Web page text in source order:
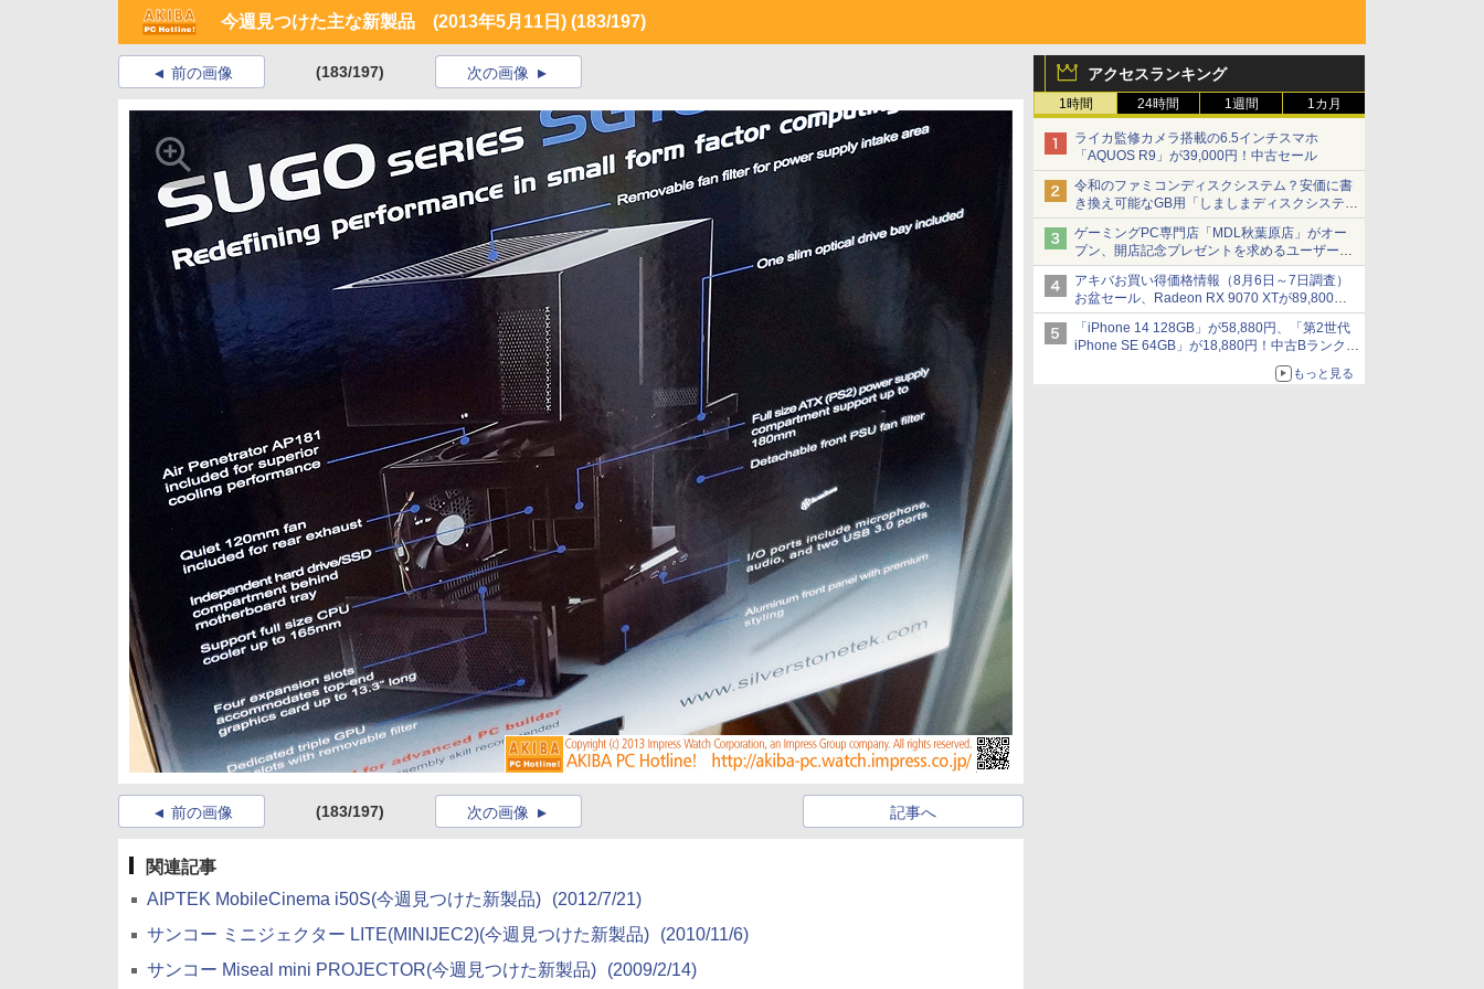
今週見つけた主な新製品 (2013年5月11日) (183/197)
アクセスランキング
1時間 24時間 1週間 1カ月
ライカ監修カメラ搭載の6.5インチスマホ
「AQUOS R9」が39,000円！中古セール
令和のファミコンディスクシステム？安価に書
き換え可能なGB用「しましまディスクシステ
ム」
ゲーミングPC専門店「MDL秋葉原店」がオー
プン、開店記念プレゼントを求めるユーザーが
押し寄せ長蛇の列に
アキバお買い得価格情報（8月6日～7日調査）
お盆セール、Radeon RX 9070 XTが89,800
円、水平周波数24.8kHz対応の17型モニターが
9,801円、暑さ指数連動セール ほか
「iPhone 14 128GB」が58,880円、「第2世代
iPhone SE 64GB」が18,880円！中古Bランク品
もっと見る
前の画像 (183/197) 次の画像
前の画像 (183/197) 記事へ
次の画像
関連記事
AIPTEK MobileCinema i50S(今週見つけた新製品)
(2012/7/21)
サンコー ミニジェクター LITE(MINIJEC2)(今週見つけた新製品)
(2010/11/6)
サンコー Miseal mini PROJECTOR(今週見つけた新製品)
(2009/2/14)